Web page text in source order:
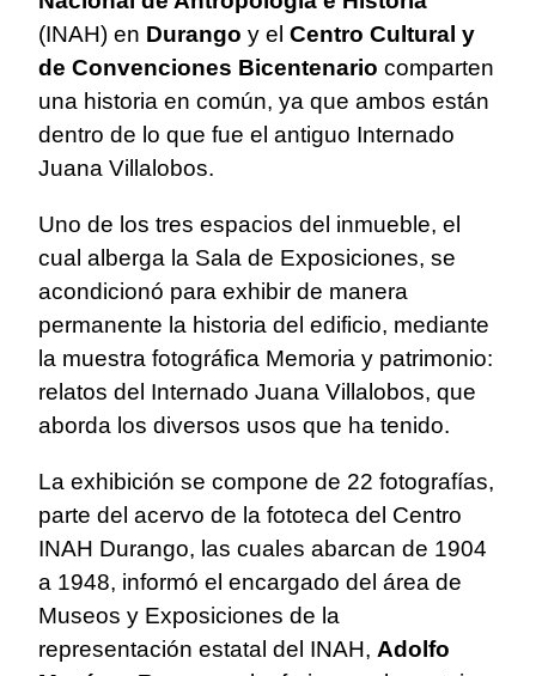
(INAH) en Durango y el Centro Cultural y
de Convenciones Bicentenario comparten
una historia en común, ya que ambos están
dentro de lo que fue el antiguo Internado
Juana Villalobos.
Uno de los tres espacios del inmueble, el
cual alberga la Sala de Exposiciones, se
acondicionó para exhibir de manera
permanente la historia del edificio, mediante
la muestra fotográfica Memoria y patrimonio:
relatos del Internado Juana Villalobos, que
aborda los diversos usos que ha tenido.
La exhibición se compone de 22 fotografías,
parte del acervo de la fototeca del Centro
INAH Durango, las cuales abarcan de 1904
a 1948, informó el encargado del área de
Museos y Exposiciones de la
representación estatal del INAH, Adolfo